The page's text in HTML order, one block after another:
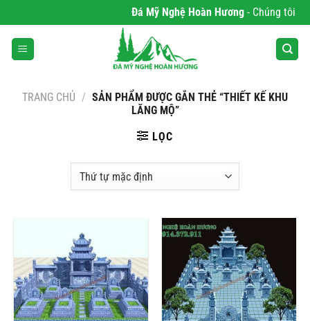
qua
nội
dung
Đá Mỹ Nghệ Hoàn Hương- Chúng tôi
TRANG CHỦ / SẢN PHẨM ĐƯỢC GẮN THẺ “THIẾT KẾ KHU
LĂNG MỘ”
LỌC